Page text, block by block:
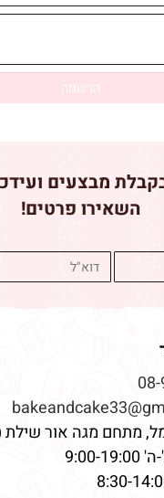
מבצעים
השאירו פרטים!
מתחם מגה אור שילת